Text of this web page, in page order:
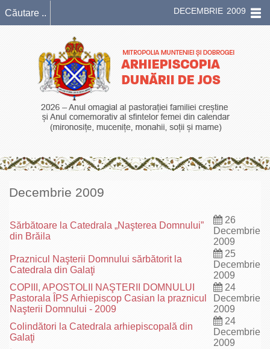
DECEMBRIE 2009
Decembrie 2009
Sărbătoare la Catedrala „Naşterea Domnului”
din Brăila
26
Decembrie
2009
Praznicul Naşterii Domnului sărbătorit la
Catedrala din Galaţi
25
Decembrie
2009
COPIII, APOSTOLII NAŞTERII DOMNULUI
Pastorala ÎPS Arhiepiscop Casian la praznicul
Naşterii Domnului - 2009
24
Decembrie
2009
Colindători la Catedrala arhiepiscopală din
Galaţi
24
Decembrie
2009